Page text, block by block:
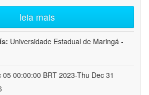
leia mais
Universidade Estadual de Maringá -
05 00:00:00 BRT 2023-Thu Dec 31